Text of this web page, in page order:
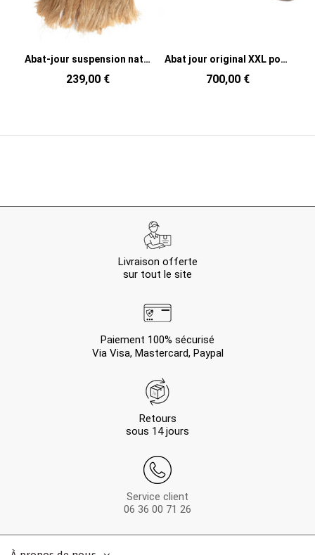
Abat-jour suspension naturel en fibres naturelles d’abaca 50 x 50 x 70 cm The Hippy Tipi
239,00 €
Abat jour original XXL pour suspension 100x70 en Métal Doré The Fortune Cookie
700,00 €
Livraison offerte
sur tout le site
Paiement 100% sécurisé
Via Visa, Mastercard, Paypal
Retours
sous 14 jours
Service client
06 36 00 71 26